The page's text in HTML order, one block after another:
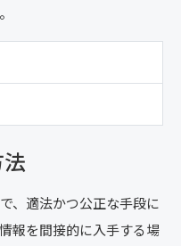
、適法かつ公正な手段に
報を間接的に入手する場